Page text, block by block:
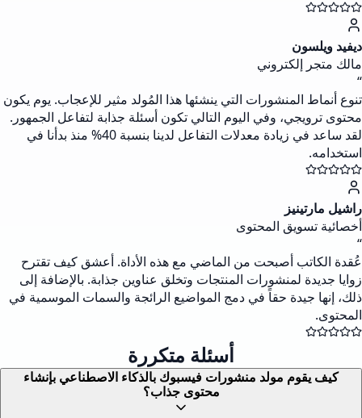
ديفيد ويلسون
مالك متجر إلكتروني
“
تنوع أنماط المنشورات التي ينشئها هذا المُولد مثير للإعجاب. يوم يكون
محتوى ترويجي، وفي اليوم التالي تكون أسئلة جذابة لتفاعل الجمهور.
لقد ساعد في زيادة معدلات التفاعل لدينا بنسبة 40% منذ بدأنا في
استخدامه.
راشيل مارتينيز
أخصائية تسويق المحتوى
“
عُقدة الكاتب أصبحت من الماضي مع هذه الأداة. أعشق كيف تقترح
زوايا جديدة لمنشورات المنتجات وتخلق عناوين جذابة. بالإضافة إلى
ذلك، إنها جيدة حقاً في دمج المواضيع الرائجة والسمات الموسمية في
المحتوى.
أسئلة متكررة
كيف يقوم مولد منشورات فيسبوك بالذكاء الاصطناعي بإنشاء
محتوى جذاب؟